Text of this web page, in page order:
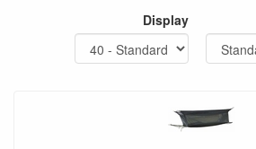
Display